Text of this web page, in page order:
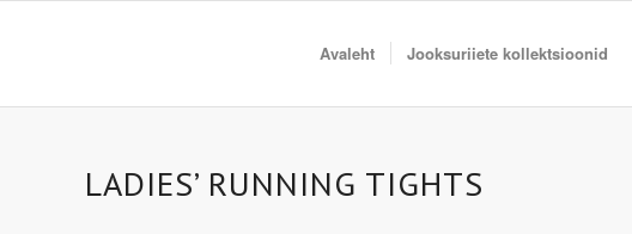
Avaleht Jooksuriiete kollektsioonid
LADIES’ RUNNING TIGHTS